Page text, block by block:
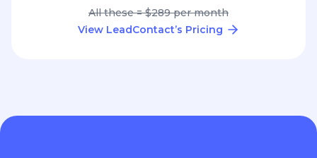
All these = $289 per month
View LeadContact’s Pricing